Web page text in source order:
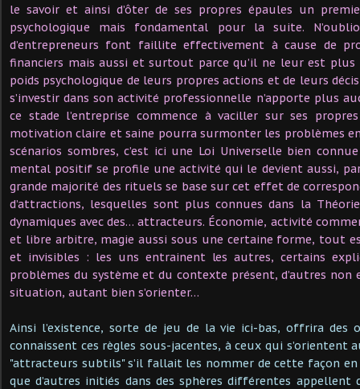
le savoir et ainsi d’ôter de ses propres épaules un
psychologique mais fondamental pour la suite.
d’entrepreneurs font faillite effectivement à cause de
financiers mais aussi et surtout parce qu’il ne leur est
poids psychologique de leurs propres actions et de leurs
s’investir dans son activité professionnelle n’apporte plus
ce stade l’entreprise commence à vaciller sur ses
motivation claire et saine pourra surmonter les problèmes
scénarios sombres, c’est ici une Loi Universelle bien
mental positif se profile une activité qui le devient aussi,
grande majorité des rituels se base sur cet effet de
d’attractions, lesquelles sont plus connues dans la
dynamiques avec des… attracteurs. Économie, activité
et libre arbitre, magie aussi sous une certaine forme, tout
et invisibles : les uns entrainent les autres, certains
problèmes du système et du contexte présent, d’autres non
situation, autant bien s’orienter…
Ainsi l’existence, sorte de jeu de la vie ici-bas, offrira des
connaissent ces règles sous-jacentes, à ceux qui s’orientent
"attracteurs subtils" s’il fallait les nommer de cette façon en
que d’autres initiés dans des sphères différentes appellent